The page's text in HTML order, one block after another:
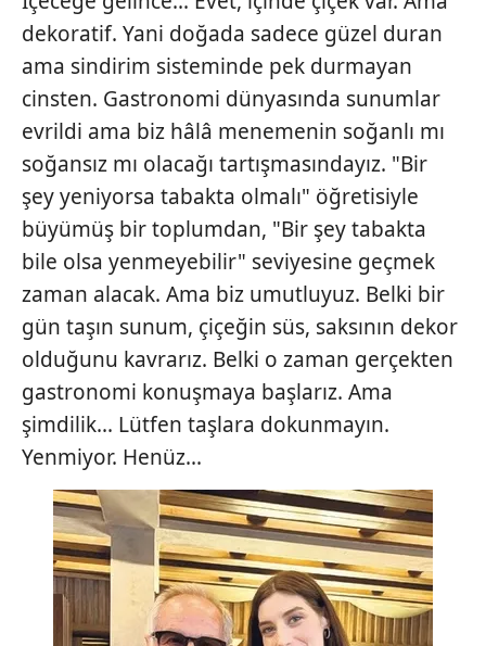
dekoratif. Yani doğada sadece güzel duran
ama sindirim sisteminde pek durmayan
cinsten. Gastronomi dünyasında sunumlar
evrildi ama biz hâlâ menemenin soğanlı mı
soğansız mı olacağı tartışmasındayız. "Bir
şey yeniyorsa tabakta olmalı" öğretisiyle
büyümüş bir toplumdan, "Bir şey tabakta
bile olsa yenmeyebilir" seviyesine geçmek
zaman alacak. Ama biz umutluyuz. Belki bir
gün taşın sunum, çiçeğin süs, saksının dekor
olduğunu kavrarız. Belki o zaman gerçekten
gastronomi konuşmaya başlarız. Ama
şimdilik... Lütfen taşlara dokunmayın.
Yenmiyor. Henüz...